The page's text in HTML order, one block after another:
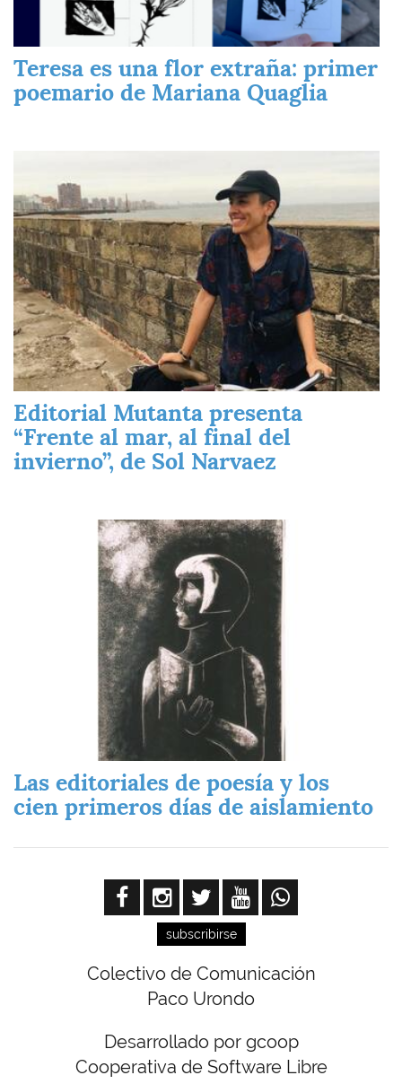
Teresa es una flor extraña: primer
poemario de Mariana Quaglia
Editorial Mutanta presenta
“Frente al mar, al final del
invierno”, de Sol Narvaez
Las editoriales de poesía y los
cien primeros días de aislamiento
subscribirse
Colectivo de Comunicación
Paco Urondo
Desarrollado por gcoop
Cooperativa de Software Libre